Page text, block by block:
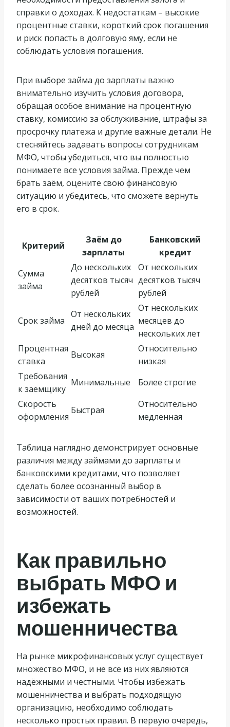
справки о доходах. К недостаткам – высокие
процентные ставки, короткий срок погашения
и риск попасть в долговую яму, если не
соблюдать условия погашения.
При выборе займа до зарплаты важно
внимательно изучить условия договора,
обращая особое внимание на процентную
ставку, комиссию за обслуживание, штрафы за
просрочку платежа и другие важные детали. Не
стесняйтесь задавать вопросы сотрудникам
МФО, чтобы убедиться, что вы полностью
понимаете все условия займа. Прежде чем
брать заём, оцените свою финансовую
ситуацию и убедитесь, что сможете вернуть
его в срок.
Критерий
Заём до
зарплаты
Банковский
кредит
Сумма
займа
До нескольких
десятков тысяч
рублей
От нескольких
десятков тысяч
рублей
Срок займа
От нескольких
дней до месяца
От нескольких
месяцев до
нескольких лет
Процентная
ставка
Высокая
Относительно
низкая
Требования
к заемщику
Минимальные
Более строгие
Скорость
оформления
Быстрая
Относительно
медленная
Таблица наглядно демонстрирует основные
различия между займами до зарплаты и
банковскими кредитами, что позволяет
сделать более осознанный выбор в
зависимости от ваших потребностей и
возможностей.
Как правильно
выбрать МФО и
избежать
мошенничества
На рынке микрофинансовых услуг существует
множество МФО, и не все из них являются
надёжными и честными. Чтобы избежать
мошенничества и выбрать подходящую
организацию, необходимо соблюдать
несколько простых правил. В первую очередь,